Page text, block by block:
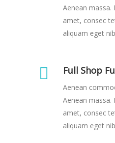
Aenean
amet, consec
aliquam eget
Full Shop
Aenean
Aenean
amet, consec
aliquam eget